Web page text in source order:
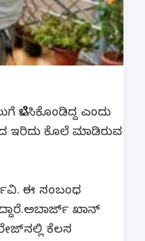
ಬೆಳೆಸಿಕೊಂಡಿದ್ದ ಎಂದು
ಇರಿದು ಕೊಲೆ ಮಾಡಿರುವ
ಈ ಸಂಬಂಧ
ಖಾನ್
ಕೆಲಸ